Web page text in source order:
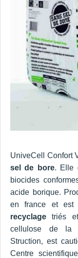
UniveCell Confort
sel de bore. Elle
biocides
acide borique.
en france et est
recyclage triés
cellulose de la
Struction, est
Centre